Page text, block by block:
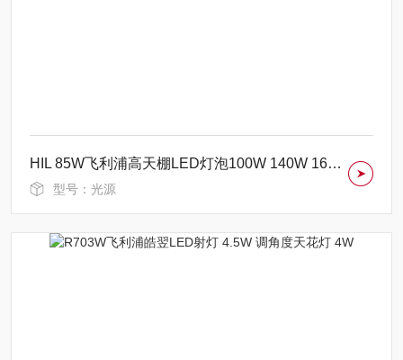
HIL 85W飞利浦高天棚LED灯泡100W 140W 160W
型号：光源